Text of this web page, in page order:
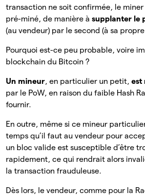
transaction ne soit confirmée, le
pré-miné, de manière à supplanter le
(au vendeur) par le second (à sa
Pourquoi est-ce peu probable, voire
blockchain du Bitcoin ?
Un mineur, en particulier un petit, est
par le PoW, en raison du faible Hash
fournir.
En outre, même si ce mineur
temps qu’il faut au vendeur pour
un bloc valide est susceptible d’être
rapidement, ce qui rendrait alors
la transaction frauduleuse.
Dès lors, le vendeur, comme pour la